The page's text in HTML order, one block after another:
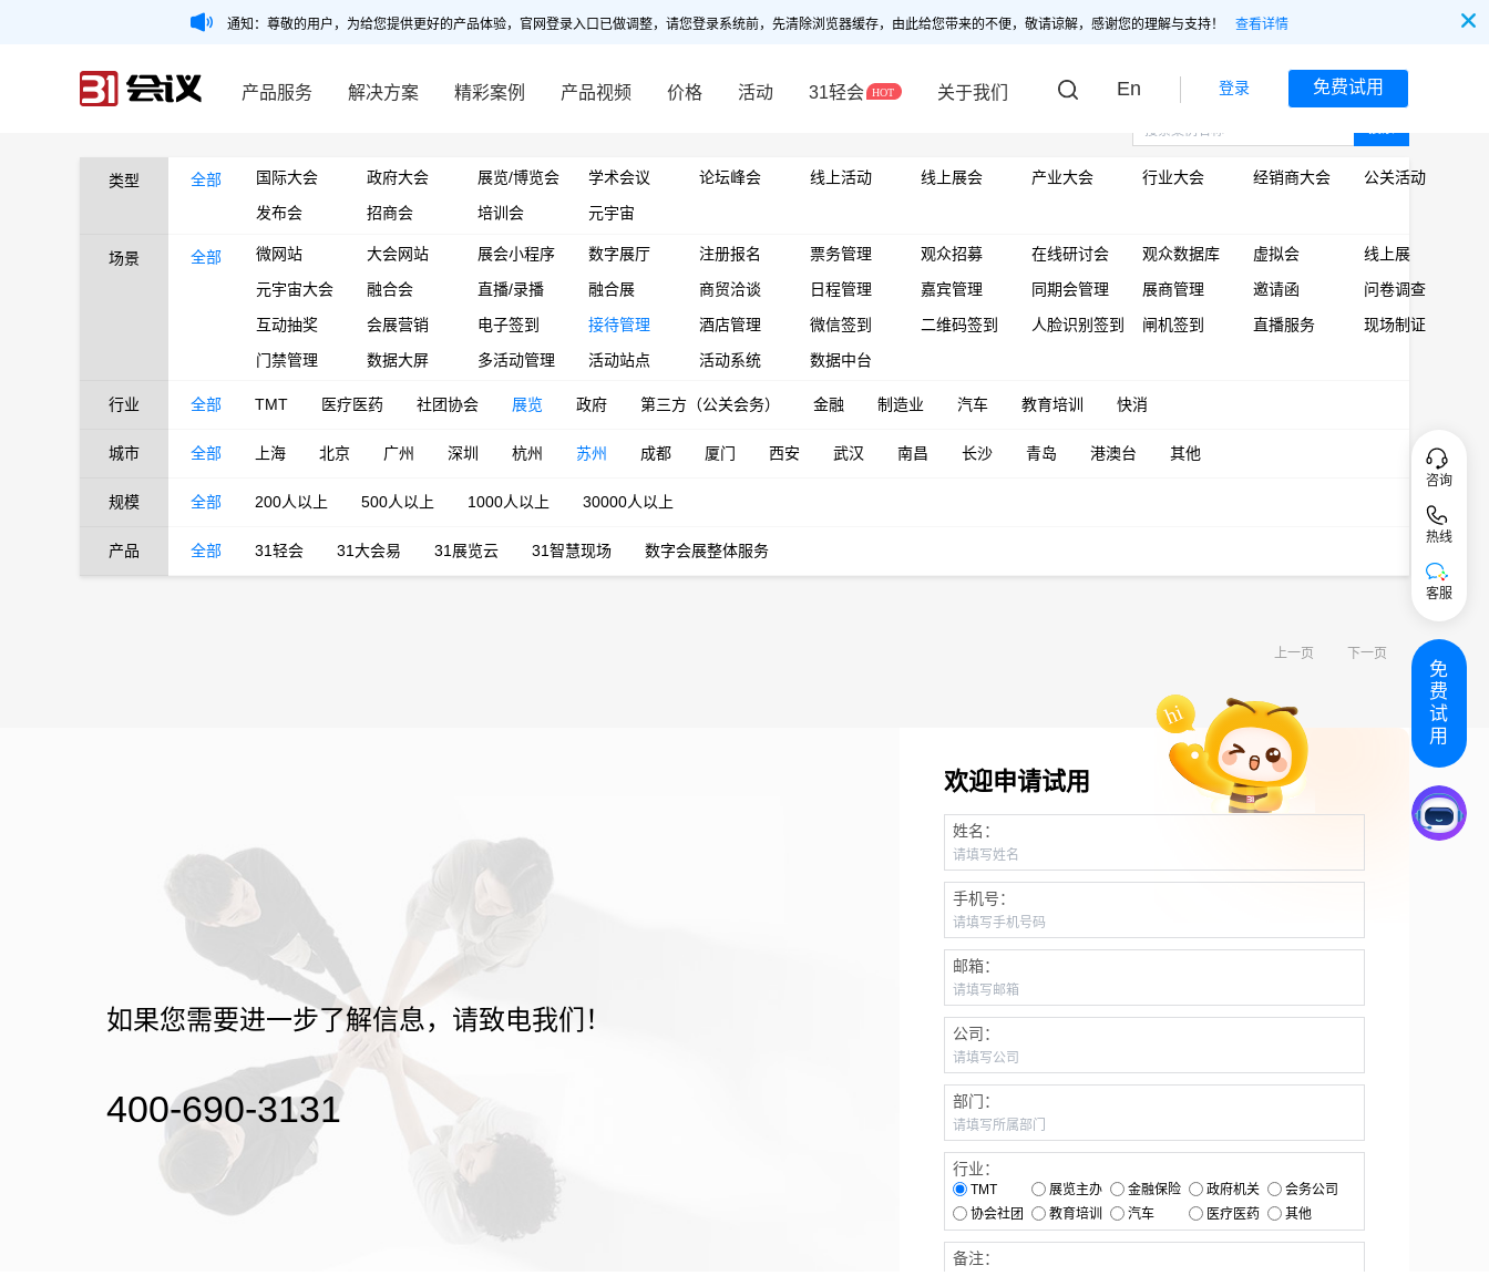
通知：尊敬的用户，为给您提供更好的产品体验，官网登录入口已做调整，请您登录系统前，先清除浏览器缓存，由此给您带来的不便，敬请谅解，感谢您的理解与支持！ 查看详情
产品服务 解决方案 精彩案例 产品视频 价格 活动 31轻会 关于我们 En 登录 免费试用
类型 全部 国际大会 政府大会 展览/博览会 学术会议 论坛峰会 线上活动 线上展会 产业大会 行业大会 经销商大会
公关活动
发布会
招商会 培训会 元宇宙
场景 全部 微网站 大会网站 展会小程序 数字展厅 注册报名 票务管理 观众招募 在线研讨会 观众数据库 虚拟会
线上展
元宇宙大会
融合会 直播/录播 融合展 商贸洽谈 日程管理 嘉宾管理 同期会管理 展商管理 邀请函
问卷调查
互动抽奖
会展营销 电子签到 接待管理 酒店管理 微信签到 二维码签到 人脸识别签到 闸机签到 直播服务
现场制证
门禁管理
数据大屏 多活动管理 活动站点 活动系统 数据中台
行业 全部 TMT 医疗医药 社团协会 展览 政府 第三方（公关会务） 金融 制造业 汽车 教育培训 快消
城市 全部 上海 北京 广州 深圳 杭州 苏州 成都 厦门 西安 武汉 南昌 长沙 青岛 港澳台 其他
规模 全部 200人以上 500人以上 1000人以上 30000人以上
产品 全部 31轻会 31大会易 31展览云 31智慧现场 数字会展整体服务
上一页 下一页
如果您需要进一步了解信息，请致电我们！
400-690-3131
欢迎申请试用
姓名：
手机号：
邮箱：
公司：
部门：
行业：
TMT 展览主办 金融保险 政府机关
会务公司
协会社团
教育培训 汽车 医疗医药 其他
备注：
咨询
热线
客服
免
费
试
用